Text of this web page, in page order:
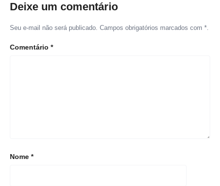
Deixe um comentário
Seu e-mail não será publicado. Campos obrigatórios marcados com *.
Comentário *
Nome *